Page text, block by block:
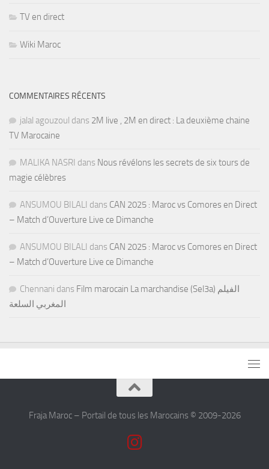
TV en direct
Wiki Maroc
COMMENTAIRES RÉCENTS
jalal agouzoul dans 2M live , 2M en direct : La deuxième chaine
TV Marocaine
MALIKA NASRI dans Nous révélons les secrets de six tours de
magie célèbres
ANSUMOU BILALI dans CAN 2025 : Maroc vs Comores en Direct
– Match d’Ouverture Live ce Dimanche
ANSUMOU BILALI dans CAN 2025 : Maroc vs Comores en Direct
– Match d’Ouverture Live ce Dimanche
Chennani dans Film marocain La marchandise (Sel3a) الفيلم
المغربي السلعة
Fraja Maroc – Portail de tous les Marocains © 2009-2026